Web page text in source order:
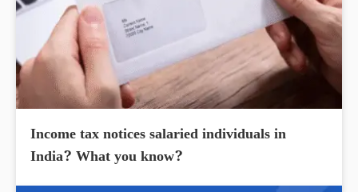
Income tax notices salaried individuals in
India? What you know?